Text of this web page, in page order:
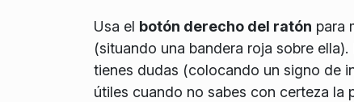
Usa el botón derecho del ratón para
(situando una bandera roja sobre
tienes dudas (colocando un signo de
útiles cuando no sabes con certeza la